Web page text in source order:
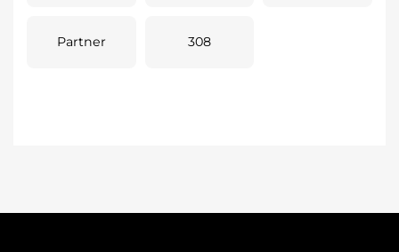
Partner 308